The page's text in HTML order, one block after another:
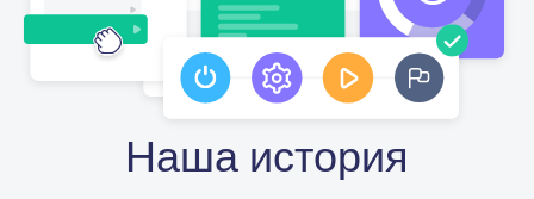
Наша история